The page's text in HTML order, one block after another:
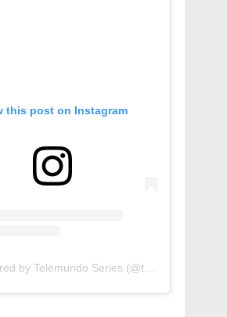
this post on Instagram
A post shared by Telemundo Series (@telemundoseries)